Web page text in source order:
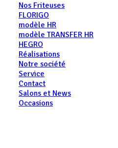
Nos Friteuses
FLORIGO
modèle HR
modèle TRANSFER HR
HEGRO
Réalisations
Notre société
Service
Contact
Salons et News
Occasions